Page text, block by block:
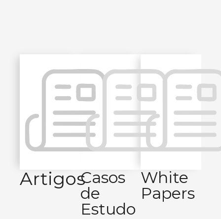
ArtigosCasos
de
Estudo
White
Papers